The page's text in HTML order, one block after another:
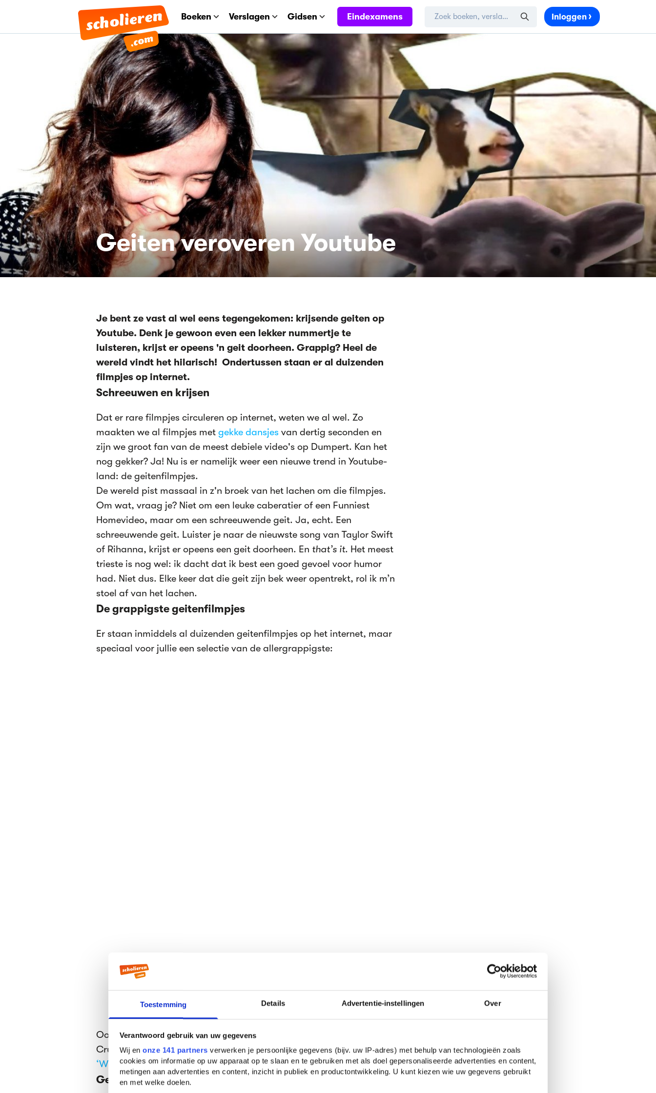
Toestemming Details Advertentie-instellingen Over
Verantwoord gebruik van uw gegevens
Wij en onze 141 partners verwerken je persoonlijke gegevens (bijv. uw IP-adres) met behulp van technologieën zoals
cookies om informatie op uw apparaat op te slaan en te gebruiken met als doel gepersonaliseerde advertenties en content,
metingen aan advertenties en content, inzicht in publiek en productontwikkeling. U kunt kiezen wie uw gegevens gebruikt
en met welke doelen.
Boeken Verslagen Gidsen Eindexamens Inloggen
Geiten veroveren Youtube
Je bent ze vast al wel eens tegengekomen: krijsende geiten op
Youtube. Denk je gewoon even een lekker nummertje te
luisteren, krijst er opeens 'n geit doorheen. Grappig? Heel de
wereld vindt het hilarisch! Ondertussen staan er al duizenden
filmpjes op internet.
Schreeuwen en krijsen
Dat er rare filmpjes circuleren op internet, weten we al wel. Zo
maakten we al filmpjes met gekke dansjes van dertig seconden en
zijn we groot fan van de meest debiele video's op Dumpert. Kan het
nog gekker? Ja! Nu is er namelijk weer een nieuwe trend in Youtube-
land: de geitenfilmpjes.
De wereld pist massaal in z'n broek van het lachen om die filmpjes.
Om wat, vraag je? Niet om een leuke caberatier of een Funniest
Homevideo, maar om een schreeuwende geit. Ja, echt. Een
schreeuwende geit. Luister je naar de nieuwste song van Taylor Swift
of Rihanna, krijst er opeens een geit doorheen. En that’s it. Het meest
trieste is nog wel: ik dacht dat ik best een goed gevoel voor humor
had. Niet dus. Elke keer dat die geit zijn bek weer opentrekt, rol ik m’n
stoel af van het lachen.
De grappigste geitenfilmpjes
Er staan inmiddels al duizenden geitenfilmpjes op het internet, maar
speciaal voor jullie een selectie van de allergrappigste:
Ook heel erg leuk:‘Baby’van Justin Bieber,
Cruz,‘Rolling in the Deep’ van Adele,‘Friday’van Rebecca Black en
‘What makes you beautiful’van One Direction.
Geiten veroveren de wereld